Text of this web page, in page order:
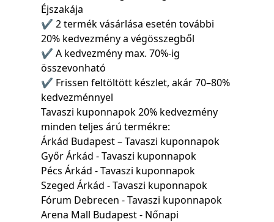
Éjszakája
✔ 2 termék vásárlása esetén további
20% kedvezmény a végösszegből
✔ A kedvezmény max. 70%-ig
összevonható
✔ Frissen feltöltött készlet, akár 70–80%
kedvezménnyel
Tavaszi kuponnapok 20% kedvezmény
minden teljes árú termékre:
Árkád Budapest – Tavaszi kuponnapok
Győr Árkád - Tavaszi kuponnapok
Pécs Árkád - Tavaszi kuponnapok
Szeged Árkád - Tavaszi kuponnapok
Fórum Debrecen - Tavaszi kuponnapok
Arena Mall Budapest - Nőnapi